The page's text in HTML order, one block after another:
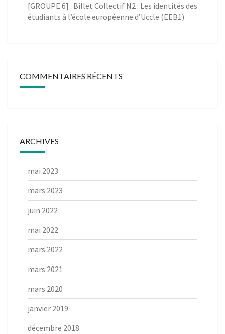
[GROUPE 6] : Billet Collectif N2 : Les identités des
étudiants à l’école européenne d’Uccle (EEB1)
COMMENTAIRES RÉCENTS
ARCHIVES
mai 2023
mars 2023
juin 2022
mai 2022
mars 2022
mars 2021
mars 2020
janvier 2019
décembre 2018